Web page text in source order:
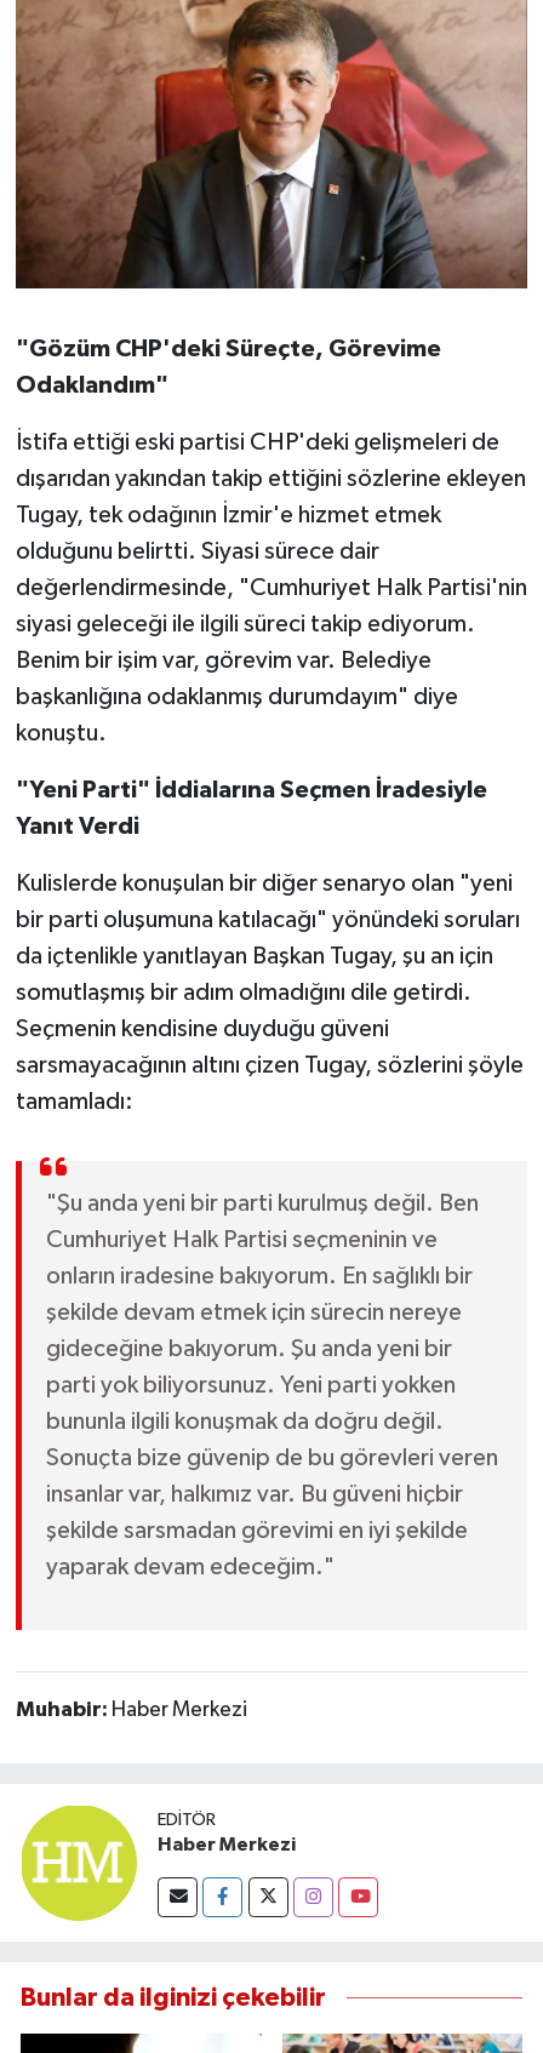
"Gözüm CHP'deki Süreçte, Görevime
Odaklandım"
İstifa ettiği eski partisi CHP'deki gelişmeleri de
dışarıdan yakından takip ettiğini sözlerine ekleyen
Tugay, tek odağının İzmir'e hizmet etmek
olduğunu belirtti. Siyasi sürece dair
değerlendirmesinde, "Cumhuriyet Halk Partisi'nin
siyasi geleceği ile ilgili süreci takip ediyorum.
Benim bir işim var, görevim var. Belediye
başkanlığına odaklanmış durumdayım" diye
konuştu.
"Yeni Parti" İddialarına Seçmen İradesiyle
Yanıt Verdi
Kulislerde konuşulan bir diğer senaryo olan "yeni
bir parti oluşumuna katılacağı" yönündeki soruları
da içtenlikle yanıtlayan Başkan Tugay, şu an için
somutlaşmış bir adım olmadığını dile getirdi.
Seçmenin kendisine duyduğu güveni
sarsmayacağının altını çizen Tugay, sözlerini şöyle
tamamladı:
"Şu anda yeni bir parti kurulmuş değil. Ben
Cumhuriyet Halk Partisi seçmeninin ve
onların iradesine bakıyorum. En sağlıklı bir
şekilde devam etmek için sürecin nereye
gideceğine bakıyorum. Şu anda yeni bir
parti yok biliyorsunuz. Yeni parti yokken
bununla ilgili konuşmak da doğru değil.
Sonuçta bize güvenip de bu görevleri veren
insanlar var, halkımız var. Bu güveni hiçbir
şekilde sarsmadan görevimi en iyi şekilde
yaparak devam edeceğim."
Muhabir: Haber Merkezi
EDITÖR
Haber Merkezi
Bunlar da ilginizi çekebilir
TEKNOLOJİ
Trend
TÜRKİYE
VİZYONDAKİLER
YAŞAM